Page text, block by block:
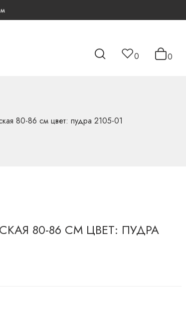
0 0
80-86 см цвет: пудра 2105-01
80-86 СМ ЦВЕТ: ПУДРА